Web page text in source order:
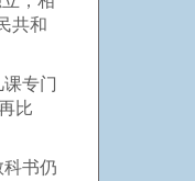
共和
专门
比
书仍